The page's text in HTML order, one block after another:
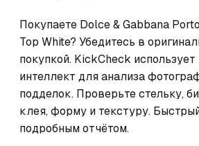
Покупаете Dolce & Gabbana
Top White? Убедитесь в
покупкой. KickCheck
интеллект для анализа
подделок. Проверьте стельку,
клея, форму и текстуру.
подробным отчётом.